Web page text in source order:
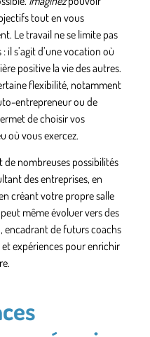
tout en vous
Le travail ne se limite pas
il s’agit d’une vocation où
positive la vie des autres.
flexibilité, notamment
entrepreneurou de
de choisir vos
où vous exercez.
nombreuses possibilités
desentreprises, en
créant votre propresalle
même évoluer vers des
encadrant de futurs coachs
expériences pour enrichir